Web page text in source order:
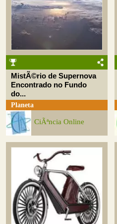
MistÃ©rio de Supernova
Encontrado no Fundo
do...
Planeta
CiÃªncia Online